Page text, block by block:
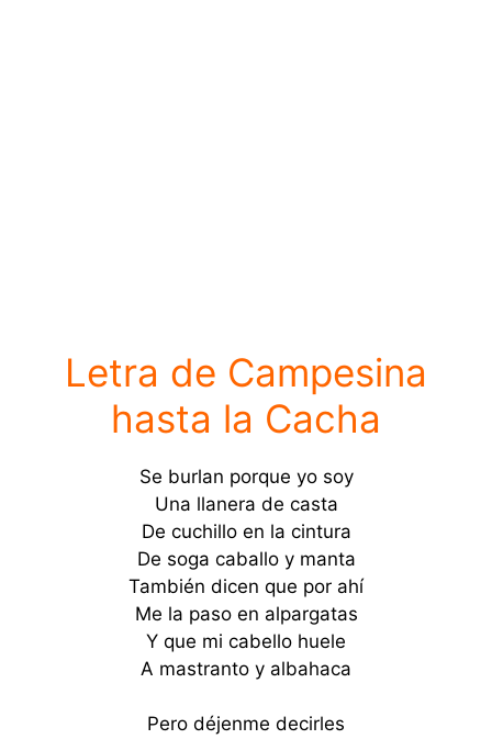
Letra de Campesina
hasta la Cacha
Se burlan porque yo soy
Una llanera de casta
De cuchillo en la cintura
De soga caballo y manta
También dicen que por ahí
Me la paso en alpargatas
Y que mi cabello huele
A mastranto y albahaca
Pero déjenme decirles